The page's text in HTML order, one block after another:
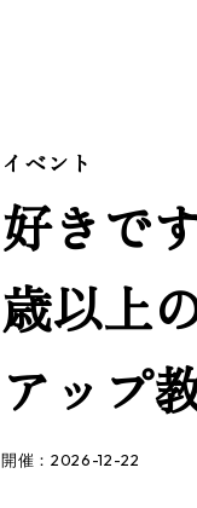
イベント
好きで
歳以上
アップ
開催：2026-12-22